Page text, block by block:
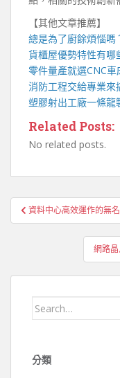
【其他文章推薦】
總是為了廚餘煩惱嗎
貨櫃屋優勢特性有哪
零件量產就選CNC車
消防工程交給專業來
塑膠射出工廠一條龍
Related Posts:
No related posts.
文
章
資料中心高效運作的無
網路
Search
分類